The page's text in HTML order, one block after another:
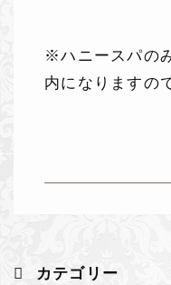
カテゴリー
※ハニースパの
内になりますの